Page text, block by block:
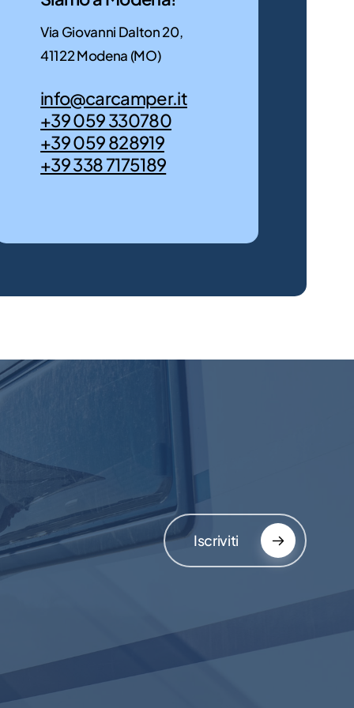
Via Giovanni Dalton 20,
41122 Modena (MO)
info@carcamper.it
+39 059 330780
+39 059 828919
+39 338 7175189
Iscriviti